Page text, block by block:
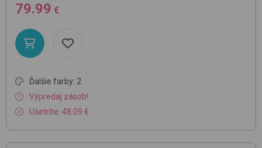
79.99 €
Ďalšie farby: 2
Výpredaj zásob!
Ušetríte: 48.09 €